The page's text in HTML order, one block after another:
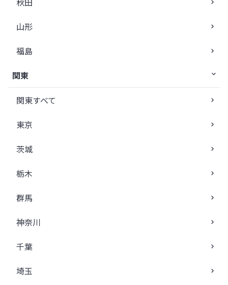
山形
福島
関東
関東すべて
東京
茨城
栃木
群馬
神奈川
千葉
埼玉